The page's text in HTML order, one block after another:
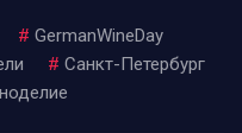
# GermanWineDay
# Санкт-Петербург